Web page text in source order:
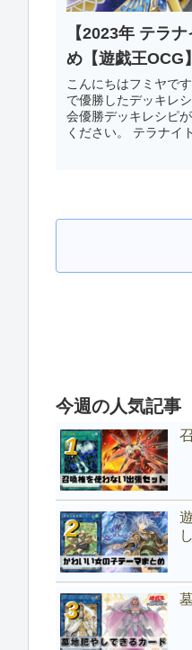
【2023年 テラ
め【遊戯王OCG】
こんにちはフミヤで
で優勝したデッキレ
会優勝デッキレシピ
ください。 テラナイ
今週の人気記事